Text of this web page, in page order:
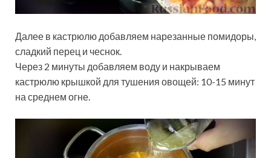
Далее в кастрюлю добавляем нарезанные помидоры,
сладкий перец и чеснок.
Через 2 минуты добавляем воду и накрываем
кастрюлю крышкой для тушения овощей: 10-15 минут
на среднем огне.